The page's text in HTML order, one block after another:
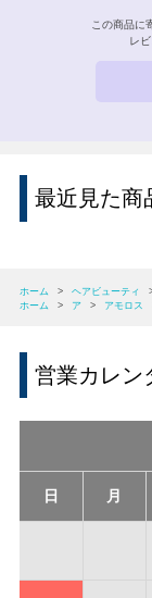
この商品に
レ
最近見た商
ホーム > ヘアビューティ
ホーム
> ア > アモロス
営業カレン
日 月